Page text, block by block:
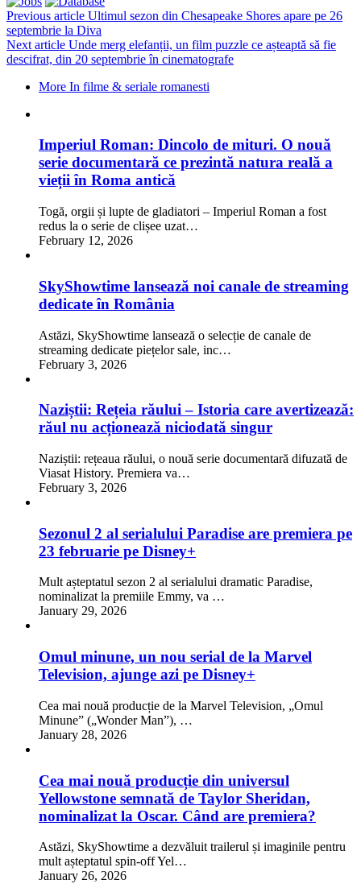
Previous article Ultimul sezon din Chesapeake Shores apare pe 26
septembrie la Diva
Next article Unde merg elefanții, un film puzzle ce așteaptă să fie
descifrat, din 20 septembrie în cinematografe
More In filme & seriale romanesti
Imperiul Roman: Dincolo de mituri. O nouă
serie documentară ce prezintă natura reală a
vieții în Roma antică
Togă, orgii și lupte de gladiatori – Imperiul Roman a fost
redus la o serie de clișee uzat…
February 12, 2026
SkyShowtime lansează noi canale de streaming
dedicate în România
Astăzi, SkyShowtime lansează o selecție de canale de
streaming dedicate piețelor sale, inc…
February 3, 2026
Naziștii: Rețeia răului – Istoria care avertizează:
răul nu acționează niciodată singur
Naziștii: rețeaua răului, o nouă serie documentară difuzată de
Viasat History. Premiera va…
February 3, 2026
Sezonul 2 al serialului Paradise are premiera pe
23 februarie pe Disney+
Mult așteptatul sezon 2 al serialului dramatic Paradise,
nominalizat la premiile Emmy, va …
January 29, 2026
Omul minune, un nou serial de la Marvel
Television, ajunge azi pe Disney+
Cea mai nouă producție de la Marvel Television, „Omul
Minune” („Wonder Man”), …
January 28, 2026
Cea mai nouă producție din universul
Yellowstone semnată de Taylor Sheridan,
nominalizat la Oscar. Când are premiera?
Astăzi, SkyShowtime a dezvăluit trailerul și imaginile pentru
mult așteptatul spin-off Yel…
January 26, 2026